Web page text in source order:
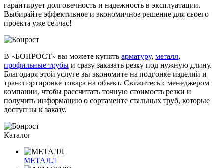
гарантирует долговечность и надежность в эксплуатации.
Выбирайте эффективное и экономичное решение для своего
проекта уже сейчас!
В «БОНРОСТ» вы можете купить арматуру, металл,
профильные трубы и сразу заказать резку под нужную длину.
Благодаря этой услуге вы экономите на подгонке изделий и
транспортировке товара на объект. Свяжитесь с менеджером
компании, чтобы рассчитать точную стоимость резки и
получить информацию о сортаменте стальных труб, которые
доступны к заказу.
Каталог
МЕТАЛЛ